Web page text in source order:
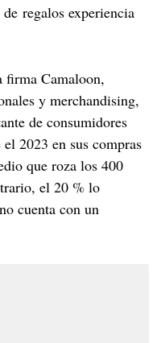
de regalos experiencia
firma Camaloon,
y merchandising,
de consumidores
2023 en sus compras
que roza los 400
el 20 % lo
cuenta con un